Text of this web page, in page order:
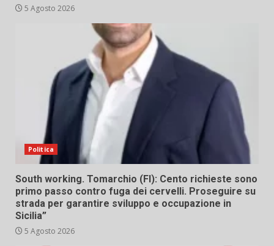
5 Agosto 2026
Politica
South working. Tomarchio (FI): Cento richieste sono
primo passo contro fuga dei cervelli. Proseguire su
strada per garantire sviluppo e occupazione in
Sicilia”
5 Agosto 2026